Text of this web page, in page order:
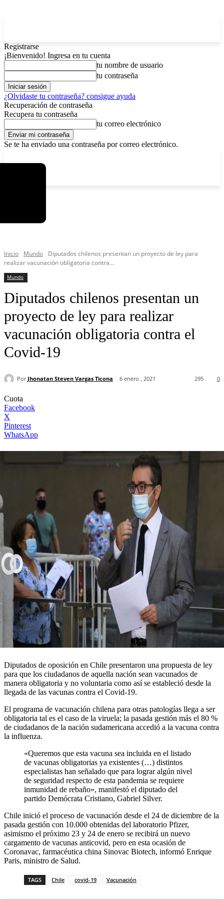
Registrarse
¡Bienvenido! Ingresa en tu cuenta
tu nombre de usuario
tu contraseña
¿Olvidaste tu contraseña? consigue ayuda
Recuperación de contraseña
Recupera tu contraseña
tu correo electrónico
Se te ha enviado una contraseña por correo electrónico.
Inicio Mundo
Diputados chilenos presentan un proyecto de ley para
realizar vacunación obligatoria contra...
Mundo
Diputados chilenos presentan un
proyecto de ley para realizar
vacunación obligatoria contra el
Covid-19
Por Jhonatan Steven Vargas Ticona 6 enero , 2021 0
295
Cuota
Facebook
X
Pinterest
WhatsApp
Diputados de oposición en Chile presentaron una propuesta de ley
para que los ciudadanos de aquella nación sean vacunados de
manera obligatoria y no voluntaria como así se estableció desde la
llegada de las vacunas contra el Covid-19.
El programa de vacunación chilena para otras patologías llega a ser
obligatoria tal es el caso de la viruela; la pasada gestión más el 80 %
de ciudadanos de la nación sudamericana accedió a la vacuna contra
la influenza.
«Queremos que esta vacuna sea incluida en el listado
de vacunas obligatorias ya existentes (…) distintos
especialistas han señalado que para lograr algún nivel
de seguridad respecto de esta pandemia se requiere
inmunidad de rebaño», manifestó el diputado del
partido Demócrata Cristiano, Gabriel Silver.
Chile inició el proceso de vacunación desde el 24 de diciembre de la
pasada gestión con 10.000 obtenidas del laboratorio Pfizer,
asimismo el próximo 23 y 24 de enero se recibirá un nuevo
cargamento de vacunas anticovid, pero en esta ocasión de
Coronavac, farmacéutica china Sinovac Biotech, informó Enrique
Paris, ministro de Salud.
TAGS Chile covid-19 Vacunación